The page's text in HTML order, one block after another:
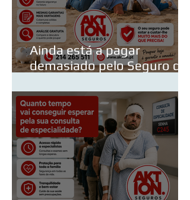
Ainda está a pagar
demasiado pelo Seguro de